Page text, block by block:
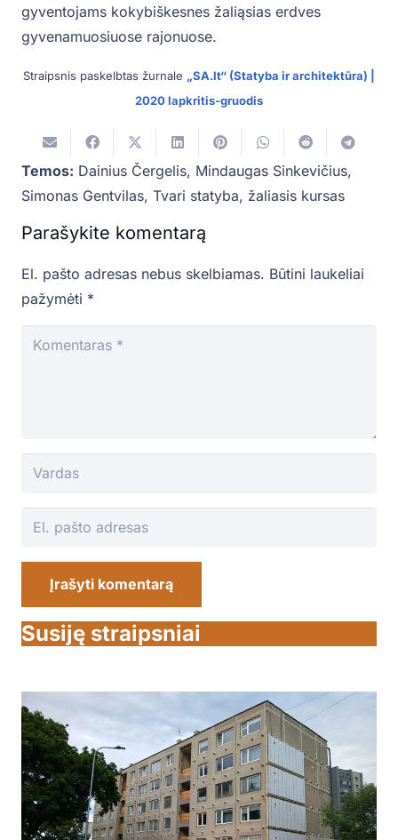
gyventojams kokybiškesnes žaliąsias erdves
gyvenamuosiuose rajonuose.
Straipsnis paskelbtas žurnale „SA.lt“ (Statyba ir architektūra) |
2020 lapkritis-gruodis
Temos: Dainius Čergelis, Mindaugas Sinkevičius,
Simonas Gentvilas, Tvari statyba, žaliasis kursas
Parašykite komentarą
El. pašto adresas nebus skelbiamas. Būtini laukeliai
pažymėti *
Įrašyti komentarą
Susiję straipsniai